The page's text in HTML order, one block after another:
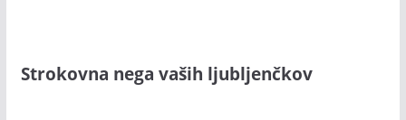
Strokovna nega vaših ljubljenčkov